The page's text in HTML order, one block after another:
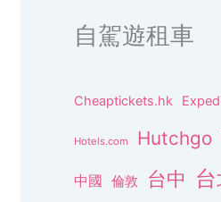
自駕遊租車
Cheaptickets.hk
Hotels.com Hutchgo
中國 倫敦 台中